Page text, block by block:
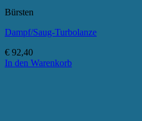
Bürsten
Dampf/Saug-Turbolanze
€ 92,40
In den Warenkorb